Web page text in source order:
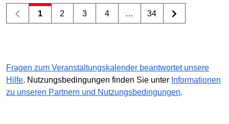
1 2 3 4 … 34
Fragen zum Veranstaltungskalender beantwortet unsere
Hilfe. Nutzungsbedingungen finden Sie unter Informationen
zu unseren Partnern und Nutzungsbedingungen.